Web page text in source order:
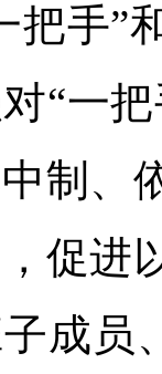
手”和
“一
制、
促进
成员